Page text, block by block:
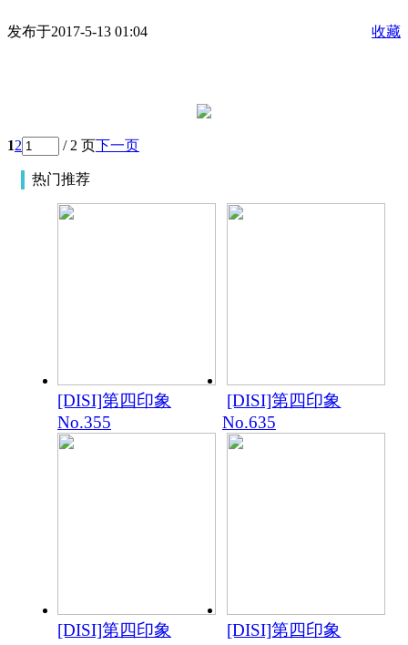
发布于2017-5-13 01:04 收藏
12 / 2 页下一页
热门推荐
[DISI]第四印象
No.355
[DISI]第四印象
No.635
[DISI]第四印象
[DISI]第四印象